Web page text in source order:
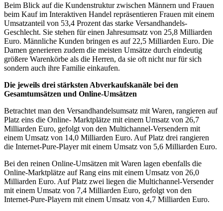
Beim Blick auf die Kundenstruktur zwischen Männern und Frauen
beim Kauf im Interaktiven Handel repräsentieren Frauen mit einem
Umsatzanteil von 53,4 Prozent das starke Versandhandels-
Geschlecht. Sie stehen für einen Jahresumsatz von 25,8 Milliarden
Euro. Männliche Kunden bringen es auf 22,5 Milliarden Euro. Die
Damen generieren zudem die meisten Umsätze durch eindeutig
größere Warenkörbe als die Herren, da sie oft nicht nur für sich
sondern auch ihre Familie einkaufen.
Die jeweils drei stärksten Abverkaufskanäle bei den
Gesamtumsätzen und Online-Umsätzen
Betrachtet man den Versandhandelsumsatz mit Waren, rangieren auf
Platz eins die Online- Marktplätze mit einem Umsatz von 26,7
Milliarden Euro, gefolgt von den Multichannel-Versendern mit
einem Umsatz von 14,0 Milliarden Euro. Auf Platz drei rangieren
die Internet-Pure-Player mit einem Umsatz von 5,6 Milliarden Euro.
Bei den reinen Online-Umsätzen mit Waren lagen ebenfalls die
Online-Marktplätze auf Rang eins mit einem Umsatz von 26,0
Milliarden Euro. Auf Platz zwei liegen die Multichannel-Versender
mit einem Umsatz von 7,4 Milliarden Euro, gefolgt von den
Internet-Pure-Playern mit einem Umsatz von 4,7 Milliarden Euro.